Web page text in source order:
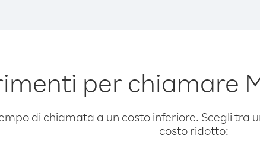
per chiamare
di chiamata a un costo inferiore. Scegli tra
costo ridotto: